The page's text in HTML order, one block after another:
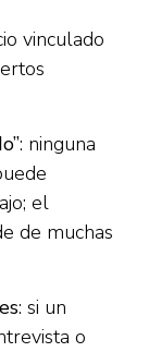
vinculado
: ninguna
el
de muchas
: si un
o